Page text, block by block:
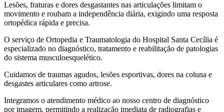
Lesões, fraturas e dores desgastantes nas articulações limitam o
movimento e roubam a independência diária, exigindo uma resposta
ortopédica rápida e precisa.
O serviço de Ortopedia e Traumatologia do Hospital Santa Cecília é
especializado no diagnóstico, tratamento e reabilitação de patologias
do sistema musculoesquelético.
Cuidamos de traumas agudos, lesões esportivas, dores na coluna e
desgastes articulares como artrose.
Integramos o atendimento médico ao nosso centro de diagnóstico
por imagem, permitindo a realização imediata de radiografias e